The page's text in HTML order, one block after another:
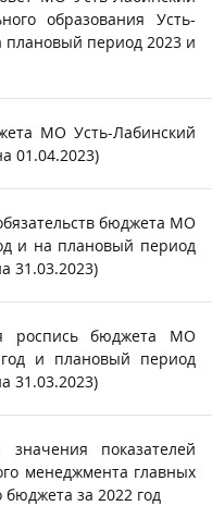
образования Усть-
плановый период 2023 и
МО Усть-Лабинский
01.04.2023)
бюджета МО
и на плановый период
31.03.2023)
роспись бюджета МО
и плановый период
31.03.2023)
показателей
менеджмента главных
бюджета за 2022 год